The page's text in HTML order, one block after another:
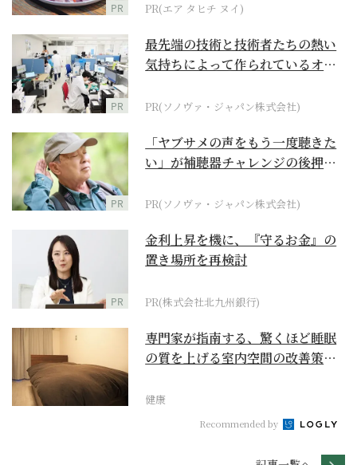
PR PR(エア タヒチ ヌイ)
PR
最先端の技術と技術者たちの熱い
気持ちによって作られているオー
PR(ソノヴァ・ジャパン株式会社)
PR
「ヤブサメの声をもう一度聴きた
い」が補聴器チャレンジの後押し
PR(ソノヴァ・ジャパン株式会社)
PR
金利上昇を機に、『守るお金』の
置き場所を再検討
PR(株式会社北九州銀行)
専門家が指南する、驚くほど睡眠
の質を上げる室内空間の改善策と
健康
Recommended by